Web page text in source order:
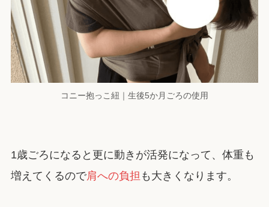
コニー抱っこ紐｜生後5か月ごろの使用
1歳ごろになると更に動きが活発になって、体重も
増えてくるので肩への負担 も大きくなります。